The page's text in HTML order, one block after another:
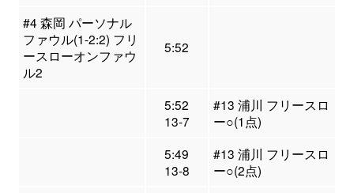
#4 森岡 パーソナル
ファウル(1-2:2) フリ
ースローオンファウ
ル2
5:52
5:52
13-7
#13 浦川 フリースロ
ー○(1点)
5:49
13-8
#13 浦川 フリースロ
ー○(2点)